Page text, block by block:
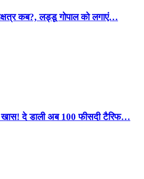
नक्षत्र कब?, लड्डू गोपाल को लगाएं…
खास! दे डाली अब 100 फीसदी टैरिफ…